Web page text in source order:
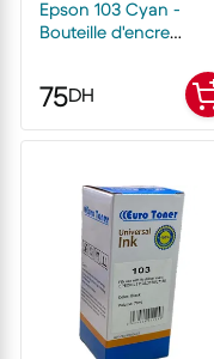
Epson 103 Cyan -
Bouteille d'encre
75DH